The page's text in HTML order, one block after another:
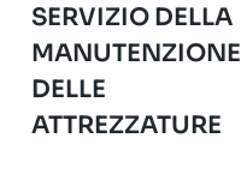
SERVIZIO DELLA
MANUTENZIONE
DELLE
ATTREZZATURE